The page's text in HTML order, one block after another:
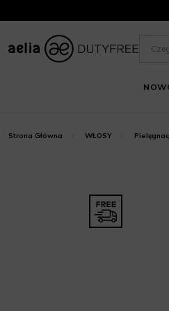
Strona Główna WŁOSY